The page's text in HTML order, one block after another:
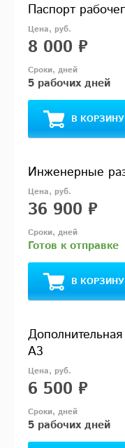
Паспорт
8 000 ₽
5 рабочих дней
В КОРЗИНУ
Инженерные
36 900 ₽
Готов к отправке
В КОРЗИНУ
А3
6 500 ₽
5 рабочих дней